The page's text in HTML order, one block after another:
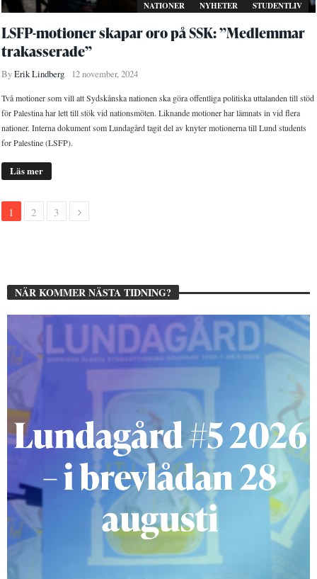
NATIONER NYHETER STUDENTLIV
LSFP-motioner skapar oro på SSK: ”Medlemmar
trakasserade”
ByErik Lindberg 12 november, 2024
Två motioner som vill att Sydskånska nationen ska göra offentliga politiska uttalanden till stöd
för Palestina har lett till stök vid nationsmöten. Liknande motioner har lämnats in vid flera
nationer. Interna dokument som Lundagård tagit del av knyter motionerna till Lund students
for Palestine (LSFP).
Läs mer
1 2 3
NÄR KOMMER NÄSTA TIDNING?